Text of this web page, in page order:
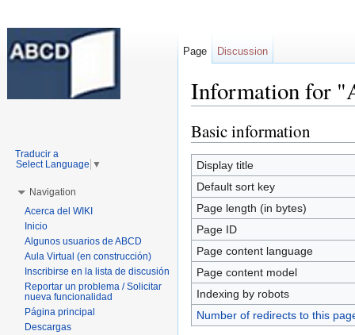
Information for
Basic information
Display title
Default sort key
Page length (in bytes)
Page ID
Page content language
Page content model
Indexing by robots
Number of redirects to this
Page Discussion
Traducir a
Select Language ▼
Navigation
Acerca del WIKI
Inicio
Algunos usuarios de ABCD
Aula Virtual (en construcción)
Inscribirse en la lista de discusión
Reportar un problema / Solicitar
nueva funcionalidad
Página principal
Descargas